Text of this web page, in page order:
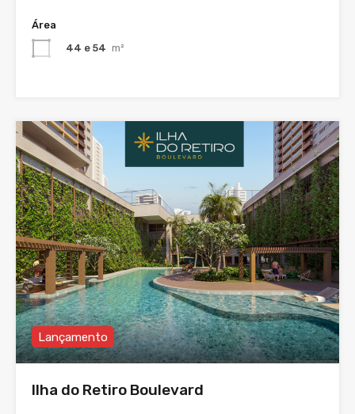
Área
44 e 54 m²
Lançamento
Ilha do Retiro Boulevard